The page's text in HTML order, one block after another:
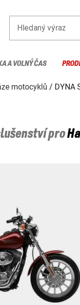
Hledaný výraz
A VOLNÝ ČAS
motocyklů
DYNA
pro